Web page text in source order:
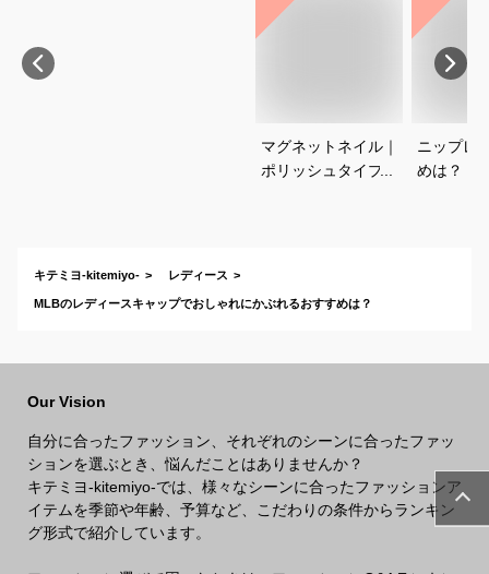
マグネットネイル｜
ポリッシュタイプで
ニップレ
めは？
キテミヨ-kitemiyo- レディース
MLBのレディースキャップでおしゃれにかぶれるおすすめは？
Our Vision
自分に合ったファッション、それぞれのシーンに合ったファッ
ションを選ぶとき、悩んだことはありませんか？
キテミヨ-kitemiyo-では、様々なシーンに合ったファッションア
イテムを季節や年齢、予算など、こだわりの条件からランキン
グ形式で紹介しています。